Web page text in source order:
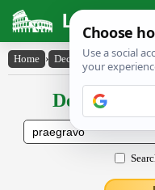
Latin
Home › Declensions /